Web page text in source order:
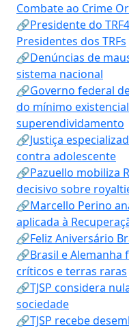
Combate ao Crime
🔗Presidente do
Presidentes dos TRFs
🔗Denúncias de
sistema nacional
🔗Governo federal
do mínimo
superendividamento
🔗Justiça
contra adolescente
🔗Pazuello mobiliza
decisivo sobre
🔗Marcello Perino
aplicada à
🔗Feliz Aniversário
🔗Brasil e
críticos e terras raras
🔗TJSP considera
sociedade
🔗TJSP recebe